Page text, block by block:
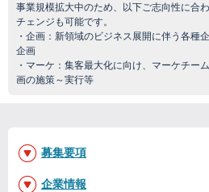
事業規模拡大中のため、以下ご志向性に合
チェンジも可能です。
・企画：新領域のビジネス展開に伴う各種
企画
・マーケ：集客最大化に向け、マーケチー
画の施策～実行等
募集要項
企業情報